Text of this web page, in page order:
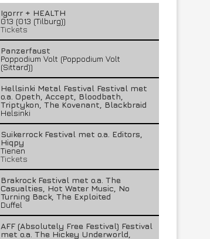
Igorrr + HEALTH
013 (013 (Tilburg))
Tickets
Panzerfaust
Poppodium Volt (Poppodium Volt
(Sittard))
Hellsinki Metal Festival Festival met
o.a. Opeth, Accept, Bloodbath,
Triptykon, The Kovenant, Blackbraid
Helsinki
Suikerrock Festival met o.a. Editors,
Hiqpy
Tienen
Tickets
Brakrock Festival met o.a. The
Casualties, Hot Water Music, No
Turning Back, The Exploited
Duffel
AFF (Absolutely Free Festival) Festival
met o.a. The Hickey Underworld,